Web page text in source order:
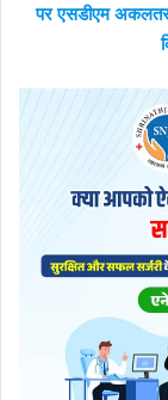
पर एसडीएम